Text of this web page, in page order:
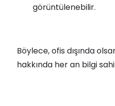
görüntülenebilir.
Böylece, ofis dışında
hakkında her an bilgi